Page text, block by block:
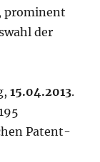
prominent
der
15.04.2013.
Patent-